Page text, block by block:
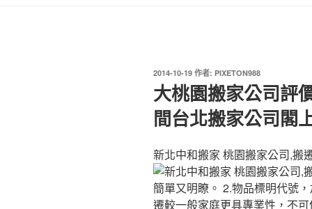
發
於
2014-10-19 作者: PIXETON988
大桃園搬家公司評
間台北搬家公司閣
新北中和搬家 桃園搬家公司,搬
簡單又明瞭。 2.物品標明代號
遷較一般家庭更具專業性，不